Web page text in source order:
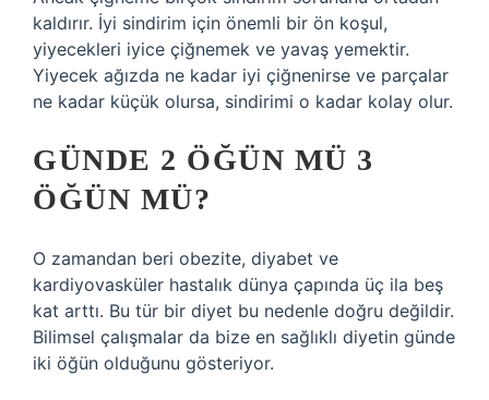
kaldırır. İyi sindirim için önemli bir ön koşul,
yiyecekleri iyice çiğnemek ve yavaş yemektir.
Yiyecek ağızda ne kadar iyi çiğnenirse ve parçalar
ne kadar küçük olursa, sindirimi o kadar kolay olur.
GÜNDE 2 ÖĞÜN MÜ 3
ÖĞÜN MÜ?
O zamandan beri obezite, diyabet ve
kardiyovasküler hastalık dünya çapında üç ila beş
kat arttı. Bu tür bir diyet bu nedenle doğru değildir.
Bilimsel çalışmalar da bize en sağlıklı diyetin günde
iki öğün olduğunu gösteriyor.